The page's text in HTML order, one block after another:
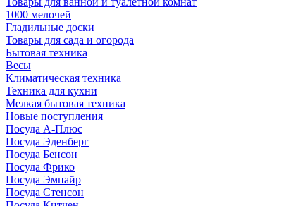
1000 мелочей
Гладильные доски
Товары для сада и огорода
Бытовая техника
Весы
Климатическая техника
Техника для кухни
Мелкая бытовая техника
Новые поступления
Посуда А-Плюс
Посуда Эденберг
Посуда Бенсон
Посуда Фрико
Посуда Эмпайр
Посуда Стенсон